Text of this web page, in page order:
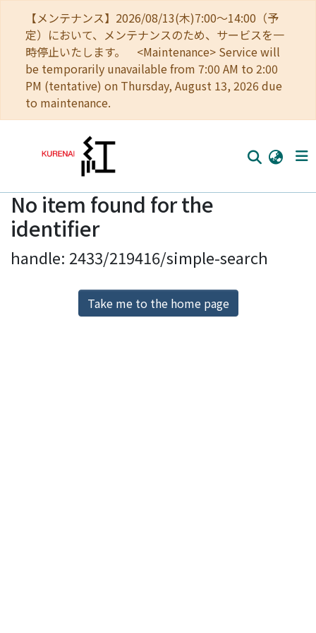
【メンテナンス】2026/08/13(木)7:00～14:00（予
定）において、メンテナンスのため、サービスを一
時停止いたします。 <Maintenance> Service will
be temporarily unavailable from 7:00 AM to 2:00
PM (tentative) on Thursday, August 13, 2026 due
to maintenance.
Home
Communities
Browse
Download Ranking
No item found for the
identifier
handle: 2433/219416/simple-search
Take me to the home page